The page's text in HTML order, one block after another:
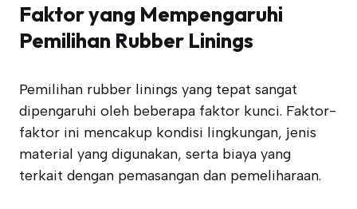
Faktor yang Mempengaruhi
Pemilihan Rubber Linings
Pemilihan rubber linings yang tepat sangat
dipengaruhi oleh beberapa faktor kunci. Faktor-
faktor ini mencakup kondisi lingkungan, jenis
material yang digunakan, serta biaya yang
terkait dengan pemasangan dan pemeliharaan.